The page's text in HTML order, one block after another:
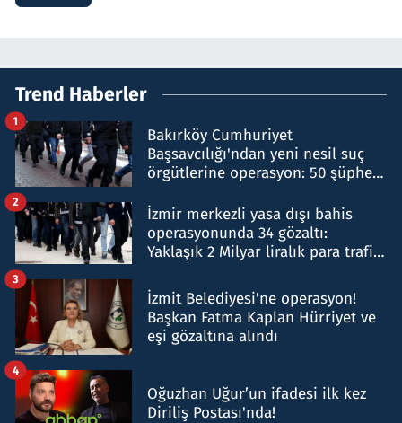
Trend Haberler
Bakırköy Cumhuriyet
Başsavcılığı'ndan yeni nesil suç
örgütlerine operasyon: 50 şüpheli
1
İzmir merkezli yasa dışı bahis
operasyonunda 34 gözaltı:
Yaklaşık 2 Milyar liralık para trafiği
2
İzmit Belediyesi'ne operasyon!
Başkan Fatma Kaplan Hürriyet ve
eşi gözaltına alındı
3
Oğuzhan Uğur’un ifadesi ilk kez
Diriliş Postası'nda!
4